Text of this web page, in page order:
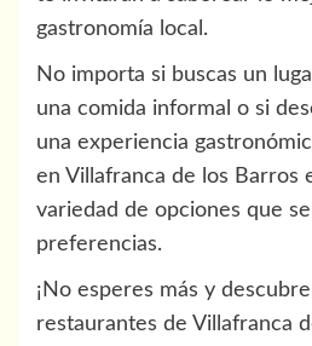
gastronomía local.
No importa si buscas un
una comida informal o si
una experiencia
en Villafranca de los Barros
variedad de opciones que
preferencias.
¡No esperes más y
restaurantes de Villafranca